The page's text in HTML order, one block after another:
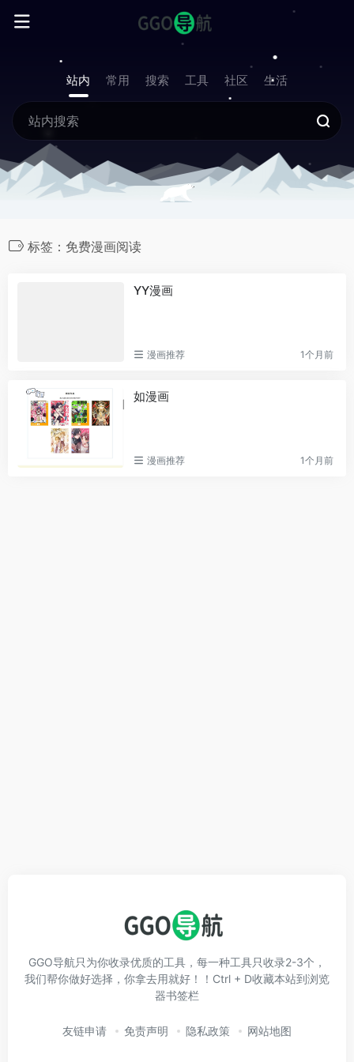
站内 常用 搜索 工具 社区 生活
标签：免费漫画阅读
YY漫画
漫画推荐 1个月前
如漫画
漫画推荐 1个月前
GGO导航只为你收录优质的工具，每一种工具只收录2-3个，
我们帮你做好选择，你拿去用就好！！Ctrl + D收藏本站到浏览
器书签栏
友链申请 免责声明 隐私政策 网站地图